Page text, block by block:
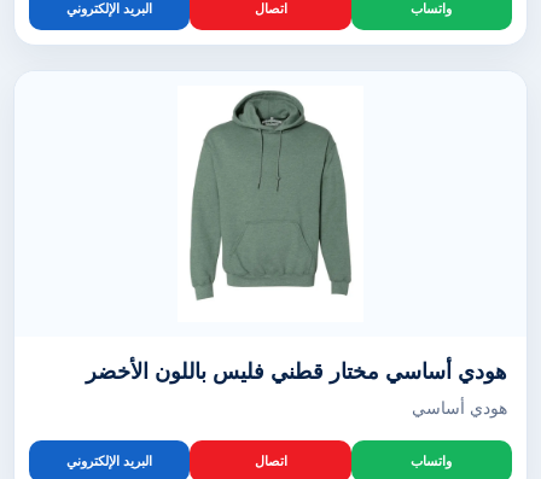
واتساب اتصال البريد الإلكتروني
هودي أساسي مختار قطني فليس باللون الأخضر
هودي أساسي
واتساب اتصال البريد الإلكتروني